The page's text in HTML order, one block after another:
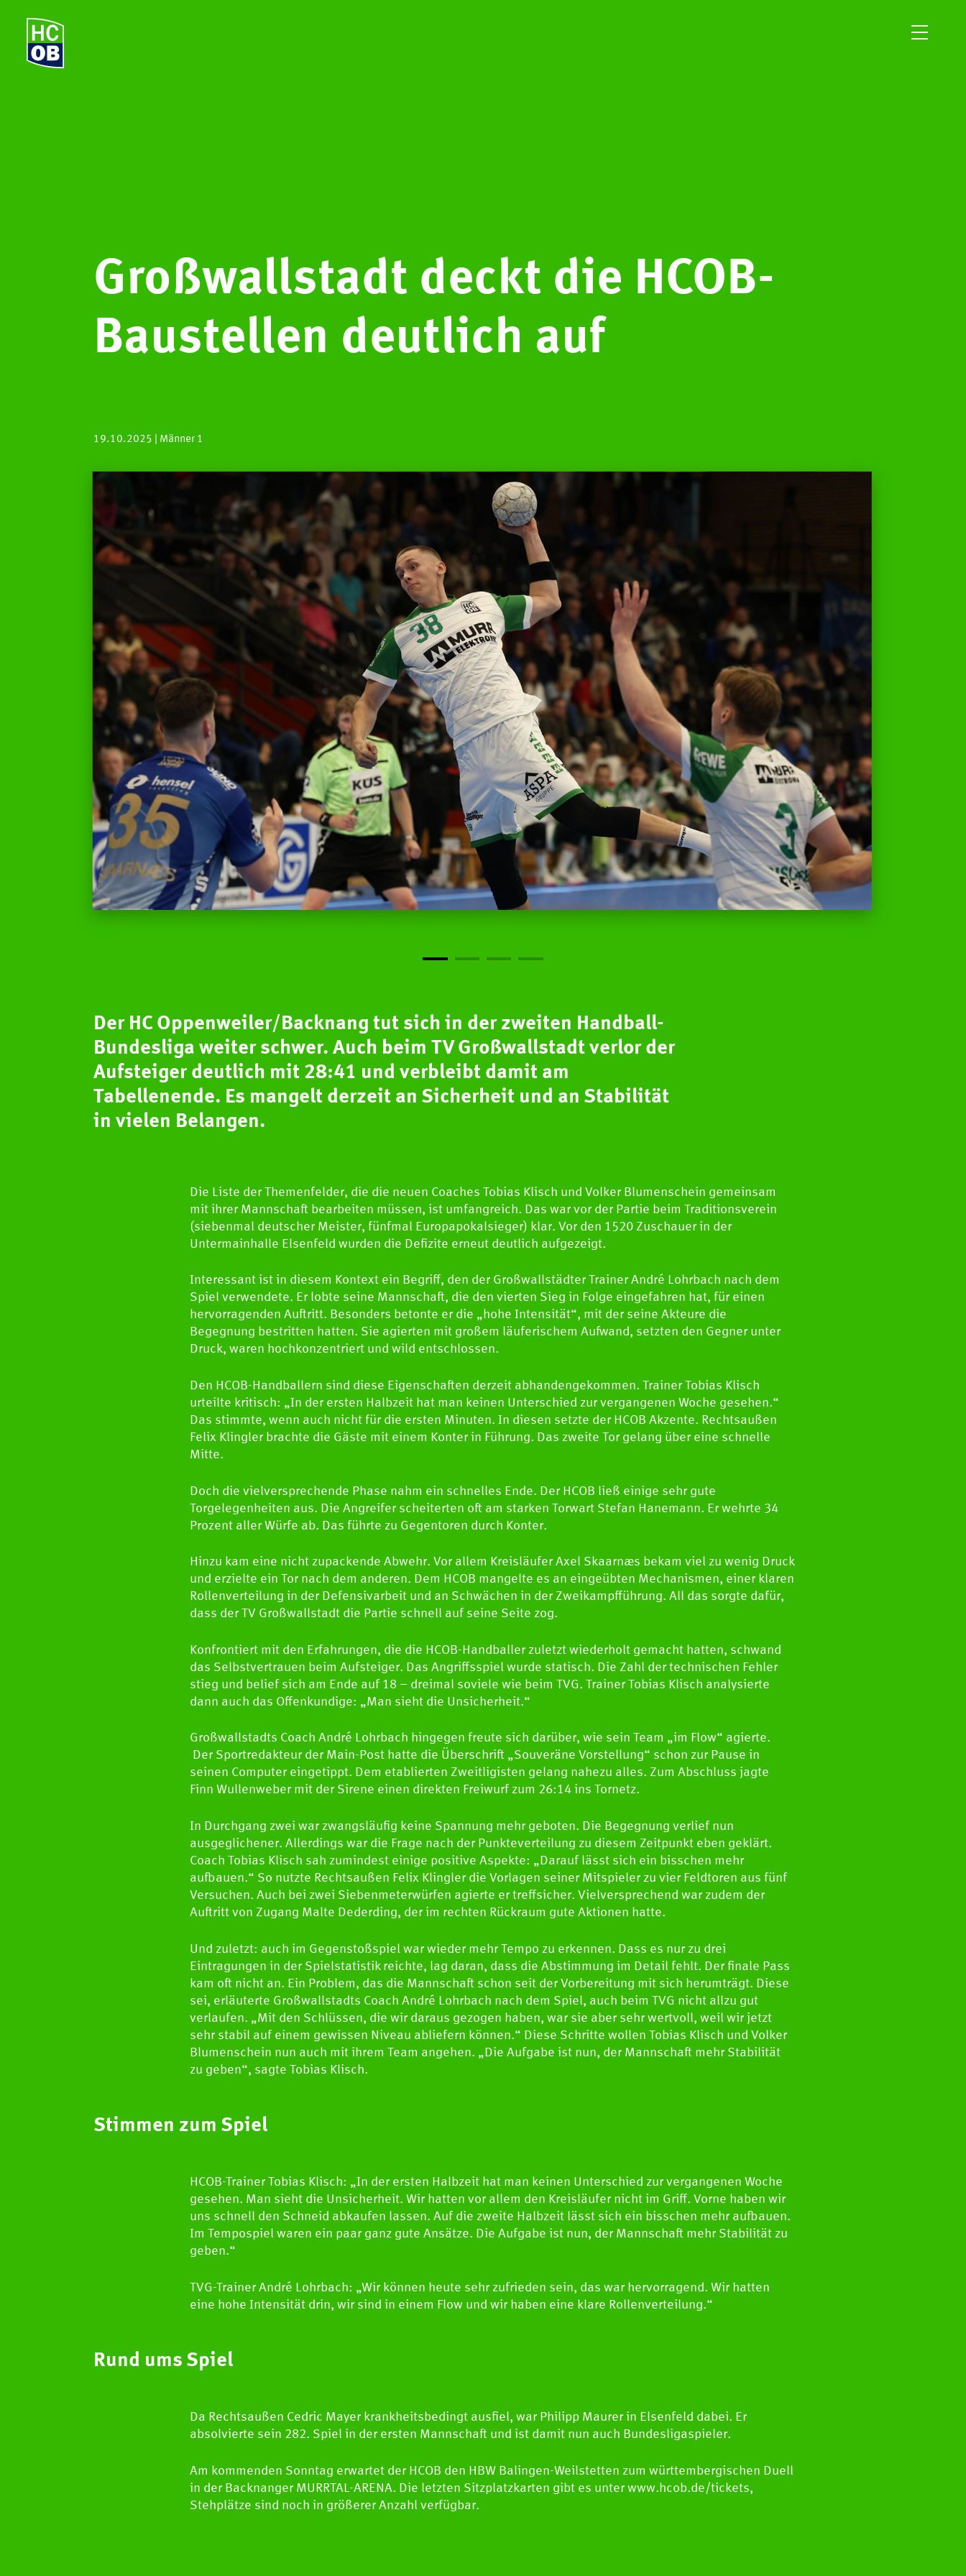
HCOB
TEAMS
SPIELE
Newscenter
Pressestelle
Datenbank
Großwallstadt deckt die HCOB-
Baustellen deutlich auf
19.10.2025 | Männer 1
Der HC Oppenweiler/Backnang tut sich in der zweiten Handball-
Bundesliga weiter schwer. Auch beim TV Großwallstadt verlor der
Aufsteiger deutlich mit 28:41 und verbleibt damit am
Tabellenende. Es mangelt derzeit an Sicherheit und an Stabilität
in vielen Belangen.
Die Liste der Themenfelder, die die neuen Coaches Tobias Klisch und Volker Blumenschein gemeinsam
mit ihrer Mannschaft bearbeiten müssen, ist umfangreich. Das war vor der Partie beim Traditionsverein
(siebenmal deutscher Meister, fünfmal Europapokalsieger) klar. Vor den 1520 Zuschauer in der
Untermainhalle Elsenfeld wurden die Defizite erneut deutlich aufgezeigt.
Interessant ist in diesem Kontext ein Begriff, den der Großwallstädter Trainer André Lohrbach nach dem
Spiel verwendete. Er lobte seine Mannschaft, die den vierten Sieg in Folge eingefahren hat, für einen
hervorragenden Auftritt. Besonders betonte er die „hohe Intensität“, mit der seine Akteure die
Begegnung bestritten hatten. Sie agierten mit großem läuferischem Aufwand, setzten den Gegner unter
Druck, waren hochkonzentriert und wild entschlossen.
Den HCOB-Handballern sind diese Eigenschaften derzeit abhandengekommen. Trainer Tobias Klisch
urteilte kritisch: „In der ersten Halbzeit hat man keinen Unterschied zur vergangenen Woche gesehen.“
Das stimmte, wenn auch nicht für die ersten Minuten. In diesen setzte der HCOB Akzente. Rechtsaußen
Felix Klingler brachte die Gäste mit einem Konter in Führung. Das zweite Tor gelang über eine schnelle
Mitte.
Doch die vielversprechende Phase nahm ein schnelles Ende. Der HCOB ließ einige sehr gute
Torgelegenheiten aus. Die Angreifer scheiterten oft am starken Torwart Stefan Hanemann. Er wehrte 34
Prozent aller Würfe ab. Das führte zu Gegentoren durch Konter.
Hinzu kam eine nicht zupackende Abwehr. Vor allem Kreisläufer Axel Skaarnæs bekam viel zu wenig Druck
und erzielte ein Tor nach dem anderen. Dem HCOB mangelte es an eingeübten Mechanismen, einer klaren
Rollenverteilung in der Defensivarbeit und an Schwächen in der Zweikampfführung. All das sorgte dafür,
dass der TV Großwallstadt die Partie schnell auf seine Seite zog.
Konfrontiert mit den Erfahrungen, die die HCOB-Handballer zuletzt wiederholt gemacht hatten, schwand
das Selbstvertrauen beim Aufsteiger. Das Angriffsspiel wurde statisch. Die Zahl der technischen Fehler
stieg und belief sich am Ende auf 18 – dreimal soviele wie beim TVG. Trainer Tobias Klisch analysierte
dann auch das Offenkundige: „Man sieht die Unsicherheit.“
Großwallstadts Coach André Lohrbach hingegen freute sich darüber, wie sein Team „im Flow“ agierte.
Der Sportredakteur der Main-Post hatte die Überschrift „Souveräne Vorstellung“ schon zur Pause in
seinen Computer eingetippt. Dem etablierten Zweitligisten gelang nahezu alles. Zum Abschluss jagte
Finn Wullenweber mit der Sirene einen direkten Freiwurf zum 26:14 ins Tornetz.
In Durchgang zwei war zwangsläufig keine Spannung mehr geboten. Die Begegnung verlief nun
ausgeglichener. Allerdings war die Frage nach der Punkteverteilung zu diesem Zeitpunkt eben geklärt.
Coach Tobias Klisch sah zumindest einige positive Aspekte: „Darauf lässt sich ein bisschen mehr
aufbauen.“ So nutzte Rechtsaußen Felix Klingler die Vorlagen seiner Mitspieler zu vier Feldtoren aus fünf
Versuchen. Auch bei zwei Siebenmeterwürfen agierte er treffsicher. Vielversprechend war zudem der
Auftritt von Zugang Malte Dederding, der im rechten Rückraum gute Aktionen hatte.
Und zuletzt: auch im Gegenstoßspiel war wieder mehr Tempo zu erkennen. Dass es nur zu drei
Eintragungen in der Spielstatistik reichte, lag daran, dass die Abstimmung im Detail fehlt. Der finale Pass
kam oft nicht an. Ein Problem, das die Mannschaft schon seit der Vorbereitung mit sich herumträgt. Diese
sei, erläuterte Großwallstadts Coach André Lohrbach nach dem Spiel, auch beim TVG nicht allzu gut
verlaufen. „Mit den Schlüssen, die wir daraus gezogen haben, war sie aber sehr wertvoll, weil wir jetzt
sehr stabil auf einem gewissen Niveau abliefern können.“ Diese Schritte wollen Tobias Klisch und Volker
Blumenschein nun auch mit ihrem Team angehen. „Die Aufgabe ist nun, der Mannschaft mehr Stabilität
zu geben“, sagte Tobias Klisch.
Stimmen zum Spiel
HCOB-Trainer Tobias Klisch: „In der ersten Halbzeit hat man keinen Unterschied zur vergangenen Woche
gesehen. Man sieht die Unsicherheit. Wir hatten vor allem den Kreisläufer nicht im Griff. Vorne haben wir
uns schnell den Schneid abkaufen lassen. Auf die zweite Halbzeit lässt sich ein bisschen mehr aufbauen.
Im Tempospiel waren ein paar ganz gute Ansätze. Die Aufgabe ist nun, der Mannschaft mehr Stabilität zu
geben.“
TVG-Trainer André Lohrbach: „Wir können heute sehr zufrieden sein, das war hervorragend. Wir hatten
eine hohe Intensität drin, wir sind in einem Flow und wir haben eine klare Rollenverteilung.“
Rund ums Spiel
Da Rechtsaußen Cedric Mayer krankheitsbedingt ausfiel, war Philipp Maurer in Elsenfeld dabei. Er
absolvierte sein 282. Spiel in der ersten Mannschaft und ist damit nun auch Bundesligaspieler.
Am kommenden Sonntag erwartet der HCOB den HBW Balingen-Weilstetten zum württembergischen Duell
in der Backnanger MURRTAL-ARENA. Die letzten Sitzplatzkarten gibt es unter www.hcob.de/tickets,
Stehplätze sind noch in größerer Anzahl verfügbar.